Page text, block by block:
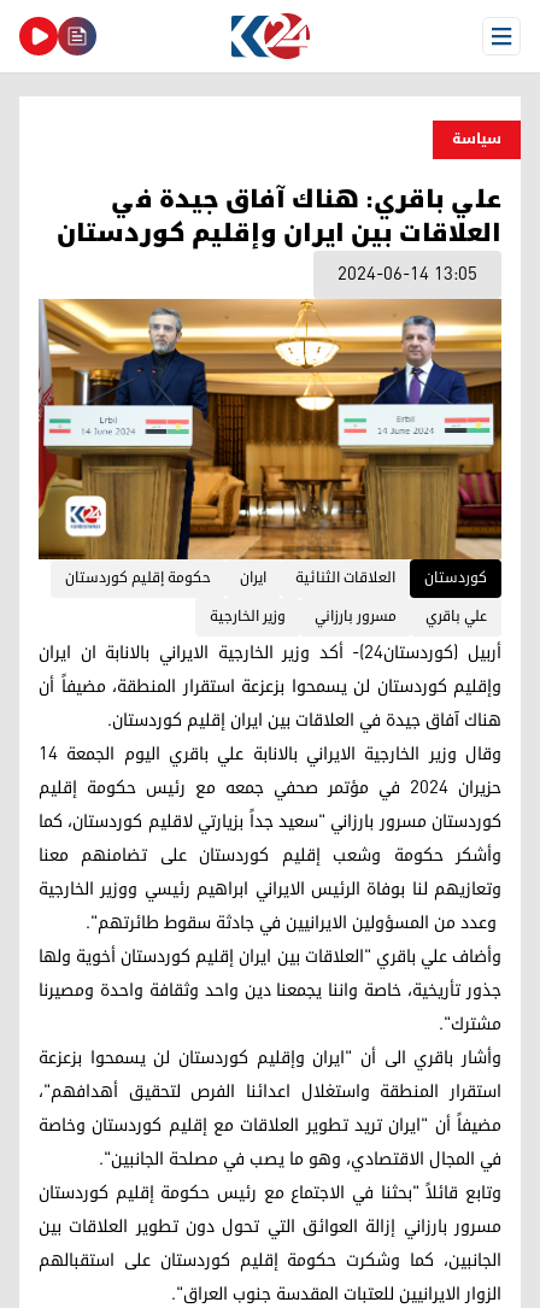
Open Menu
سیاسة
علي باقري: هناك آفاق جيدة في
العلاقات بين ايران وإقليم كوردستان
2024-06-14 13:05
کوردستان العلاقات الثنائية ايران
حكومة إقليم كوردستان
علي باقري
مسرور بارزاني وزير الخارجية
أربيل (كوردستان24)- أكد وزير الخارجية الايراني بالانابة ان ايران
وإقليم كوردستان لن يسمحوا بزعزعة استقرار المنطقة، مضيفاً أن
هناك آفاق جيدة في العلاقات بين ايران إقليم كوردستان.
وقال وزير الخارجية الايراني بالانابة علي باقري اليوم الجمعة 14
حزيران 2024 في مؤتمر صحفي جمعه مع رئيس حكومة إقليم
كوردستان مسرور بارزاني "سعيد جداً بزيارتي لاقليم كوردستان، كما
وأشكر حكومة وشعب إقليم كوردستان على تضامنهم معنا
وتعازيهم لنا بوفاة الرئيس الايراني ابراهيم رئيسي ووزير الخارجية
وعدد من المسؤولين الايرانيين في جادثة سقوط طائرتهم".
وأضاف علي باقري "العلاقات بين ايران إقليم كوردستان أخوية ولها
جذور تأريخية، خاصة واننا يجمعنا دين واحد وثقافة واحدة ومصيرنا
مشترك".
وأشار باقري الى أن "ايران وإقليم كوردستان لن يسمحوا بزعزعة
استقرار المنطقة واستغلال اعدائنا الفرص لتحقيق أهدافهم"،
مضيفاً أن "ايران تريد تطوير العلاقات مع إقليم كوردستان وخاصة
في المجال الاقتصادي، وهو ما يصب في مصلحة الجانبين".
وتابع قائلاً "بحثنا في الاجتماع مع رئيس حكومة إقليم كوردستان
مسرور بارزاني إزالة العوائق التي تحول دون تطوير العلاقات بين
الجانبين، كما وشكرت حكومة إقليم كوردستان على استقبالهم
الزوار الايرانيين للعتبات المقدسة جنوب العراق".